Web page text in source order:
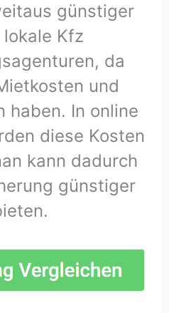
günstiger
Kfz
da
und
haben. In online
diese Kosten
kann dadurch
günstiger